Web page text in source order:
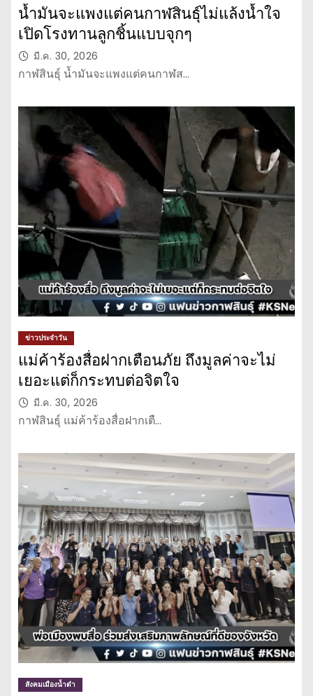
น้ำมันจะแพงแต่คนกาฬสินธุ์ไม่แล้งน้ำใจ
เปิดโรงทานลูกชิ้นแบบจุกๆ
มี.ค. 30, 2026
กาฬสินธุ์ น้ำมันจะแพงแต่คนกาฬส…
ข่าวประจำวัน
แม่ค้าร้องสื่อฝากเตือนภัย ถึงมูลค่าจะไม่
เยอะแต่ก็กระทบต่อจิตใจ
มี.ค. 30, 2026
กาฬสินธุ์ แม่ค้าร้องสื่อฝากเตื…
สังคมเมืองน้ำดำ